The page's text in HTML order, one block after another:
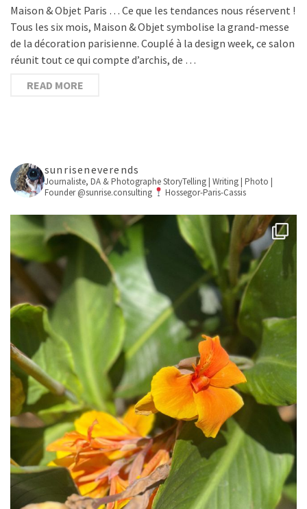
Maison & Objet Paris … Ce que les tendances nous réservent !
Tous les six mois, Maison & Objet symbolise la grand-messe
de la décoration parisienne. Couplé à la design week, ce salon
réunit tout ce qui compte d’archis, de …
READ MORE
sunriseneverends
Journaliste, DA & PhotographeStoryTelling | Writing | Photo |
Founder @sunrise.consulting
Hossegor-Paris-Cassis